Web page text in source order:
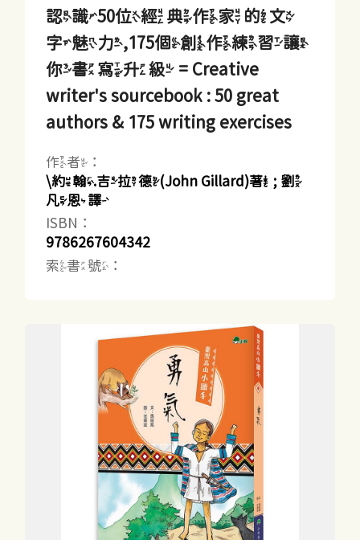
認識50位經典作家的文
字魅力,175個創作練習讓
你書寫升級 = Creative
writer's sourcebook : 50 great
authors & 175 writing exercises
作者：
\約翰.吉拉德(John Gillard)著 ; 劉
凡恩譯
ISBN：
9786267604342
索書號：